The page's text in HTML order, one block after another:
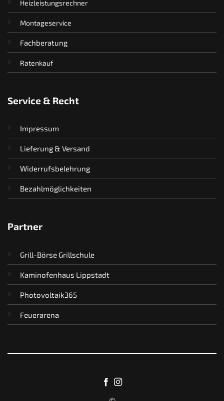
Heizleistungsrechner
Montageservice
Fachberatung
Ratenkauf
Service & Recht
Impressum
Lieferung & Versand
Widerrufsbelehrung
Bezahlmöglichkeiten
Partner
Grill-Börse Grillschule
Kaminofenhaus Lippstadt
Photovoltaik365
Feuerarena